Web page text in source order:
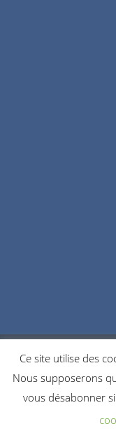
POLITIQUE
© 2021 Copyright
Ce site utilise des
Nous supposerons
vous désabonner